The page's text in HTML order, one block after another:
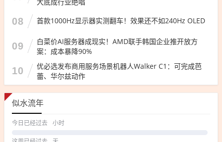
08 首款1000Hz显示器实测翻车！效果还不如240Hz OLED
09
白菜价AI服务器成现实！AMD联手韩国企业推开放方
案：成本暴降90%
10
优必选发布商用服务场景机器人Walker C1：可完成芭
蕾、华尔兹动作
似水流年
今日已经过去 小时